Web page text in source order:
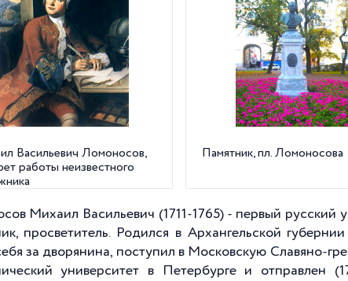
Васильевич Ломоносов,
работы неизвестного
Памятник, пл. Ломоносова
Михаил Васильевич (1711-1765) - первый русский
просветитель. Родился в Архангельской
за дворянина, поступил в Московскую Славяно-
университет в Петербурге и